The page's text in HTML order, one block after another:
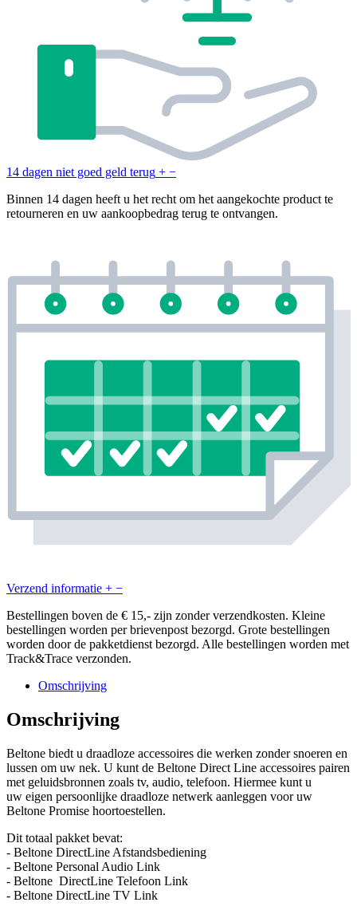
14 dagen niet goed geld terug + −
Binnen 14 dagen heeft u het recht om het aangekochte product te
retourneren en uw aankoopbedrag terug te ontvangen.
Verzend informatie + −
Bestellingen boven de € 15,- zijn zonder verzendkosten. Kleine
bestellingen worden per brievenpost bezorgd. Grote bestellingen
worden door de pakketdienst bezorgd. Alle bestellingen worden met
Track&Trace verzonden.
Omschrijving
Omschrijving
Beltone biedt u draadloze accessoires die werken zonder snoeren en
lussen om uw nek. U kunt de Beltone Direct Line accessoires pairen
met geluidsbronnen zoals tv, audio, telefoon. Hiermee kunt u
uw eigen persoonlijke draadloze netwerk aanleggen voor uw
Beltone Promise hoortoestellen.
Dit totaal pakket bevat:
- Beltone DirectLine Afstandsbediening
- Beltone Personal Audio Link
- Beltone DirectLine Telefoon Link
- Beltone DirectLine TV Link